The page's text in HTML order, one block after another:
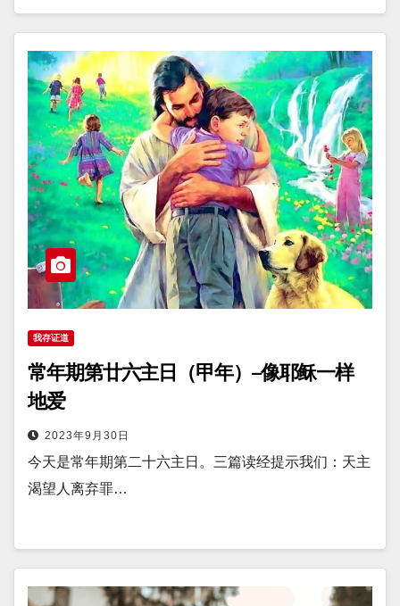
我存证道
常年期第廿六主日（甲年）–像耶稣一样
地爱
2023年9月30日
今天是常年期第二十六主日。三篇读经提示我们：天主
渴望人离弃罪…